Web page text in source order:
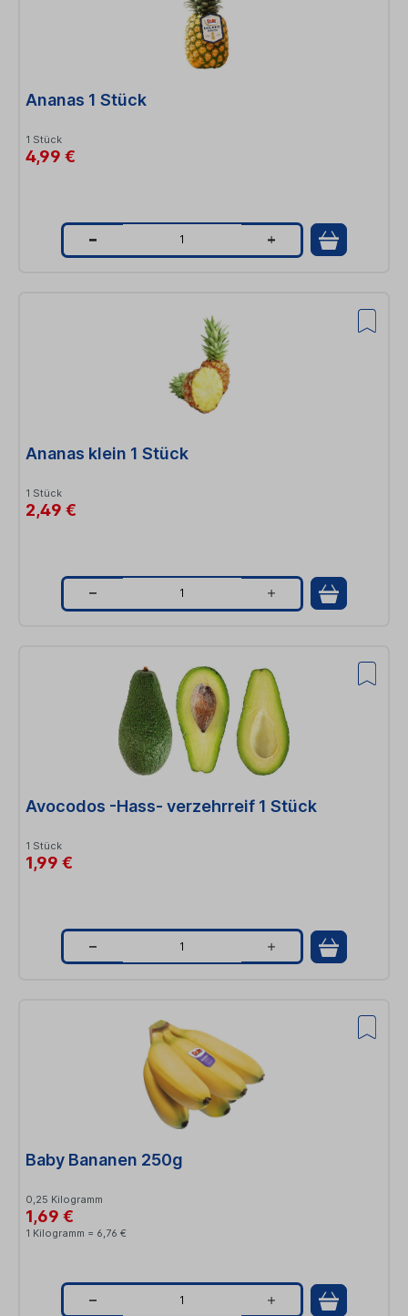
Ananas 1 Stück
1 Stück
4,99 €
Q
t
i
y
Ananas klein 1 Stück
1 Stück
2,49 €
Q
n
t
y
Avocodos -Hass- verzehrreif 1 Stück
1 Stück
1,99 €
Q
n
i
t
y
Baby Bananen 250g
0,25 Kilogramm
1,69 €
1 Kilogramm = 6,76 €